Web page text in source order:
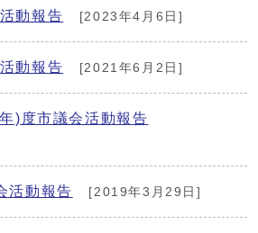
動報告 [2023年4月6日]
動報告 [2021年6月2日]
)度市議会活動報告
活動報告 [2019年3月29日]